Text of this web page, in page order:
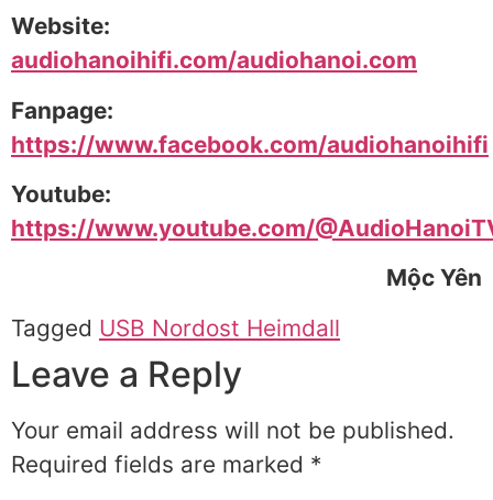
Website:
audiohanoihifi.com/audiohanoi.com
Fanpage:
https://www.facebook.com/audiohanoihifi
Youtube:
https://www.youtube.com/
Mộc Yên
Tagged USB Nordost Heimdall
Leave a Reply
Your email address will not be published.
Required fields are marked *